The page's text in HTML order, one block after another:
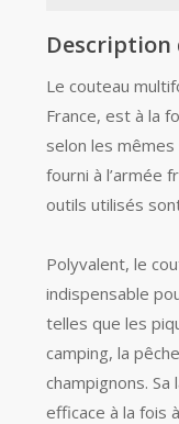
Le couteau
France, est à la
selon les
fourni à l’armée
outils utilisés
Polyvalent, le
indispensable
telles que les
camping, la
champignons.
efficace à la fois